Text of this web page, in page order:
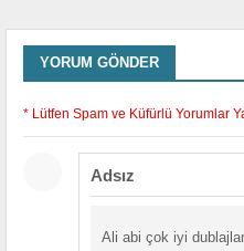
YORUM GÖNDER
* Lütfen Spam ve Küfürlü Yorumlar
Adsız
Ali abi çok iyi